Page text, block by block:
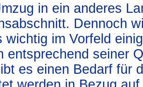
in ein anderes
Dennoch
wichtig im Vorfeld
entsprechend seiner
es einen Bedarf für